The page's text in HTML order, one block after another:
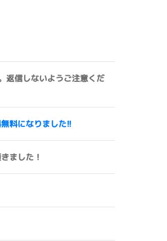
返信しないようご注意くだ
料になりました!!
ました！